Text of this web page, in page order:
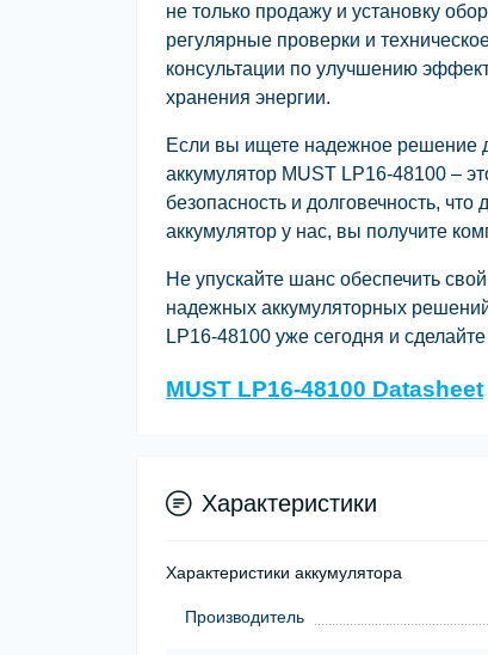
не только продажу и установку
регулярные проверки и
консультации по улучшению
хранения энергии.
Если вы ищете надежное решение
аккумулятор MUST LP16-48100 –
безопасность и долговечность,
аккумулятор у нас, вы получите
Не упускайте шанс обеспечить
надежных аккумуляторных
LP16-48100 уже сегодня и
MUST LP16-48100 Datasheet
Характеристики
Характеристики аккумулятора
Производитель